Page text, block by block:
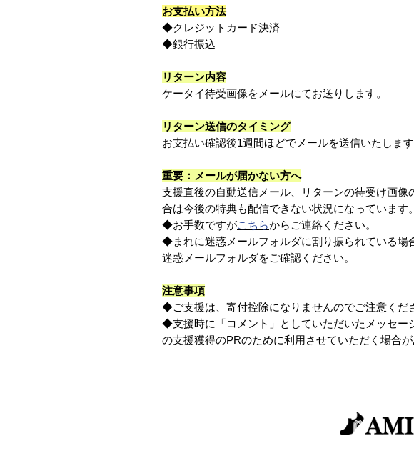
お支払い方法
◆クレジットカード決済
◆銀行振込
リターン内容
ケータイ待受画像をメールにてお送りします。
リターン送信のタイミング
お支払い確認後1週間ほどでメールを送信いたします
重要：メールが届かない方へ
支援直後の自動送信メール、リターンの待受け画像
合は今後の特典も配信できない状況になっています。
◆お手数ですがこちらからご連絡ください。
◆まれに迷惑メールフォルダに割り振られている場
迷惑メールフォルダをご確認ください。
注意事項
◆ご支援は、寄付控除になりませんのでご注意く
◆支援時に「コメント」としていただいたメッセー
の支援獲得のPRのために利用させていただく場合